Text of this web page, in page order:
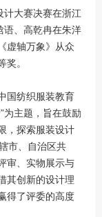
计大赛决赛在浙江
语、高乾冉在朱洋
虚轴万象》从众
。
国纺织服装教育
为主题，旨在鼓励
，探索服装设计
市、自治区共
审、实物展示与
其创新的设计理
得了评委的高度